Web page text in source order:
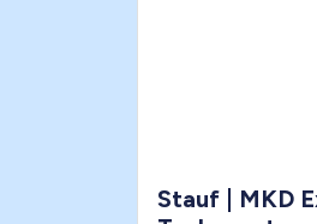
Stauf | MKD